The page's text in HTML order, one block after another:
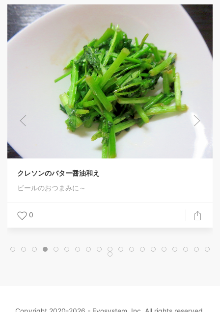
油和え
ミルクココア パ
ミルクココア風
だ、しっとり濃
スミルク (加糖練
0